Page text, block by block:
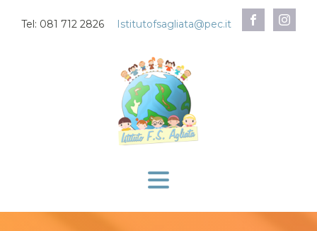
Tel: 081 712 2826 Istitutofsagliata@pec.it